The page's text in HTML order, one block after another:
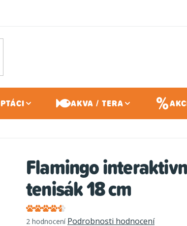
PTÁCI AKVA / TERA
Flamingo
tenisák 18 cm
Průměrné
2 hodnocení Podrobnosti hodnocení